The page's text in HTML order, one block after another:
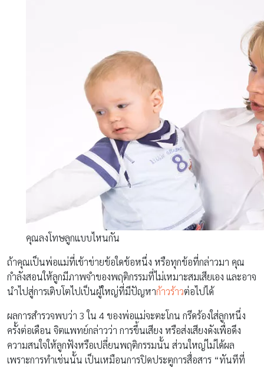
คุณลงโทษลูกแบบไหนกัน
ถ้าคุณเป็นพ่อแม่ที่เข้าข่ายข้อใดข้อหนึ่ง หรือทุกข้อที่กล่าวมา คุณ
กำลังสอนให้ลูกมีภาพจำของพฤติกรรมที่ไม่เหมาะสมเสียเอง และอาจ
นำไปสู่การเติบโตไปเป็นผู้ใหญ่ที่มีปัญหาก้าวร้าวต่อไปได้
ผลการสำรวจพบว่า 3 ใน 4 ของพ่อแม่จะตะโกน กรีดร้องใส่ลูกหนึ่ง
ครั้งต่อเดือน จิตแพทย์กล่าวว่า การขึ้นเสียง หรือส่งเสียงดังเพื่อดึง
ความสนใจให้ลูกฟังหรือเปลี่ยนพฤติกรรมนั้น ส่วนใหญ่ไม่ได้ผล
เพราะการทำเช่นนั้น เป็นเหมือนการปิดประตูการสื่อสาร “ทันทีที่